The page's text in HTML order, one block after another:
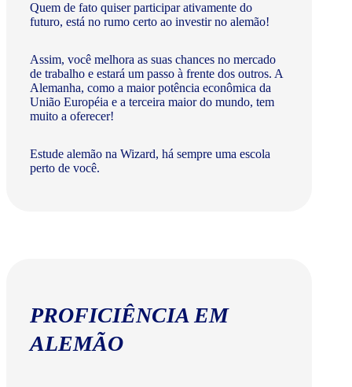
Quem de fato quiser participar ativamente do
futuro, está no rumo certo ao investir no alemão!
Assim, você melhora as suas chances no mercado
de trabalho e estará um passo à frente dos outros. A
Alemanha, como a maior potência econômica da
União Européia e a terceira maior do mundo, tem
muito a oferecer!​
Estude alemão na Wizard, há sempre uma escola
perto de você.
PROFICIÊNCIA EM
ALEMÃO